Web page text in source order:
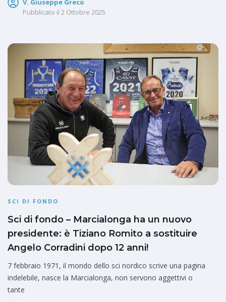
V. Giuseppe Greco
Pubblicato il 2 Ottobre 2025
SCI DI FONDO
Sci di fondo – Marcialonga ha un nuovo
presidente: è Tiziano Romito a sostituire
Angelo Corradini dopo 12 anni!
7 febbraio 1971, il mondo dello sci nordico scrive una pagina
indelebile, nasce la Marcialonga, non servono aggettivi o
tante